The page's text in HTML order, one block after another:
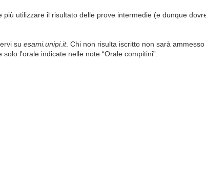
utilizzare il risultato delle prove intermedie (e dunque
su esami.unipi.it. Chi non risulta iscritto non sarà
l'orale indicate nelle note “Orale compitini”.